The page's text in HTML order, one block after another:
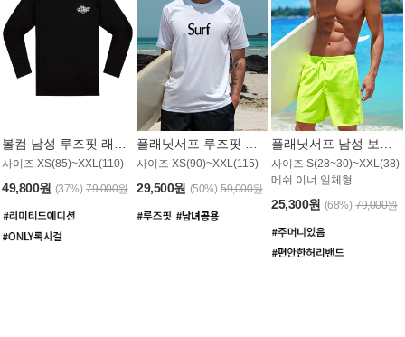
사이즈 XS(85)~XXL(110)
49,800원 (37%) 79,000원
사이즈 XS(90)~XXL(115)
29,500원 (50%) 59,000원
사이즈 S(28~30)~XXL(38)
메쉬 이너 일체형
25,300원 (68%) 79,000원